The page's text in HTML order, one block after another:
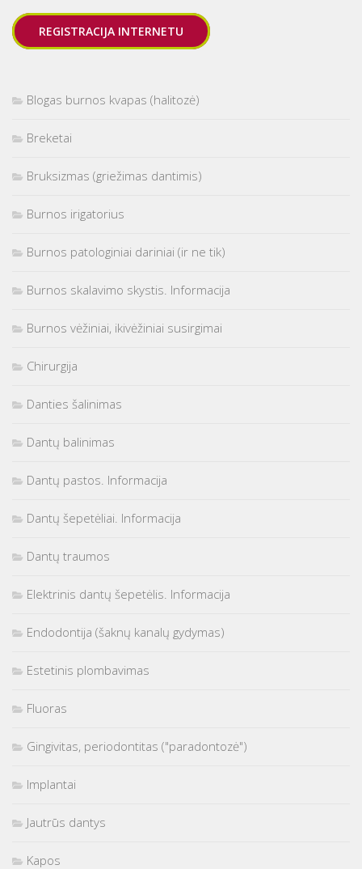
REGISTRACIJA INTERNETU
Blogas burnos kvapas (halitozė)
Breketai
Bruksizmas (griežimas dantimis)
Burnos irigatorius
Burnos patologiniai dariniai (ir ne tik)
Burnos skalavimo skystis. Informacija
Burnos vėžiniai, ikivėžiniai susirgimai
Chirurgija
Danties šalinimas
Dantų balinimas
Dantų pastos. Informacija
Dantų šepetėliai. Informacija
Dantų traumos
Elektrinis dantų šepetėlis. Informacija
Endodontija (šaknų kanalų gydymas)
Estetinis plombavimas
Fluoras
Gingivitas, periodontitas ("paradontozė")
Implantai
Jautrūs dantys
Kapos